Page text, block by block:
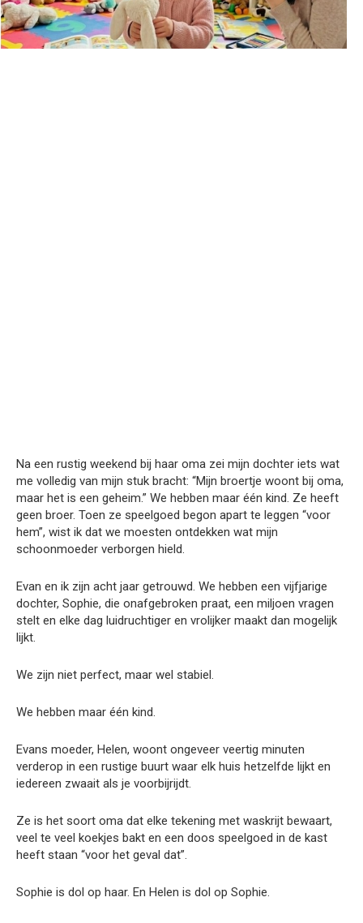
Na een rustig weekend bij haar oma zei mijn dochter iets wat
me volledig van mijn stuk bracht: “Mijn broertje woont bij oma,
maar het is een geheim.” We hebben maar één kind. Ze heeft
geen broer. Toen ze speelgoed begon apart te leggen “voor
hem”, wist ik dat we moesten ontdekken wat mijn
schoonmoeder verborgen hield.
Evan en ik zijn acht jaar getrouwd. We hebben een vijfjarige
dochter, Sophie, die onafgebroken praat, een miljoen vragen
stelt en elke dag luidruchtiger en vrolijker maakt dan mogelijk
lijkt.
We zijn niet perfect, maar wel stabiel.
We hebben maar één kind.
Evans moeder, Helen, woont ongeveer veertig minuten
verderop in een rustige buurt waar elk huis hetzelfde lijkt en
iedereen zwaait als je voorbijrijdt.
Ze is het soort oma dat elke tekening met waskrijt bewaart,
veel te veel koekjes bakt en een doos speelgoed in de kast
heeft staan “voor het geval dat”.
Sophie is dol op haar. En Helen is dol op Sophie.